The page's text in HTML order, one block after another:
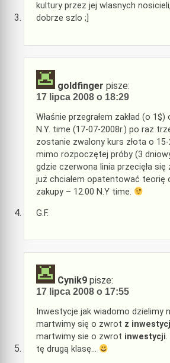
kultury przez jej wlasnych
dobrze szlo ;]
goldfinger pisze:
17 lipca 2008 o 18:29
Właśnie przegrałem zakład (o
N.Y. time (17-07-2008r.) po raz
zostanie zwalony kurs złota o 15-
mimo rozpoczętej próby (3
gdzie czerwona linia przecięła
już chciałem opatentować teorię
zakupy – 12.00 N.Y time.
G.F.
Cynik9 pisze:
17 lipca 2008 o 17:55
Inwestycje jak wiadomo dzielimy
martwimy się o zwrot z
martwimy sie o zwrot inwestycji
tę drugą klasę…